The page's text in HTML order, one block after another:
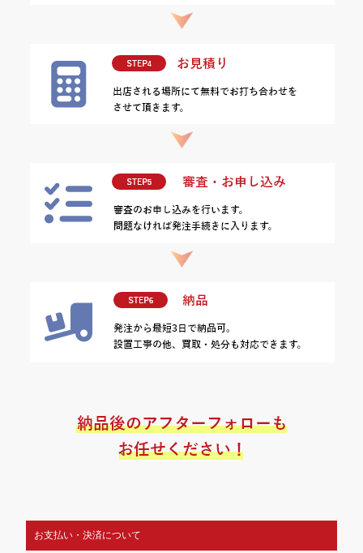
お支払い・決済について